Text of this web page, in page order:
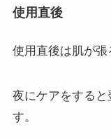
使用直後
使用直後は肌が張
夜にケアをすると
す。